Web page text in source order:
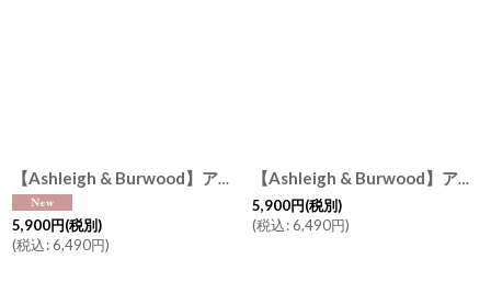
【Ashleigh & Burwood】アシュレイ＆バーウッド シー トレジャー Sea Treasure 消臭 フレグランスランプS ハンドメイド イギリス製
5,900円(税別)
(税込:6,490円)
【Ashleigh & Burwood】アシュレイ＆バーウッド 消臭 フレグランスランプS ダークサイドオブザムーン Darkside of the moon ハンドメイド イギリス製
5,900円(税別)
(税込:6,490円)